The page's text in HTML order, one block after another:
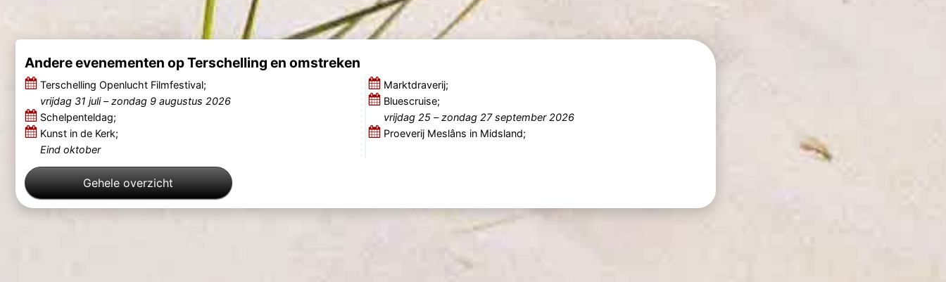
Andere evenementen op Terschelling en omstreken
Terschelling Openlucht Filmfestival;
vrijdag 31 juli–
zondag 9 augustus 2026
Schelpenteldag;
Kunst in de Kerk;
Eind oktober
Marktdraverij;
Bluescruise;
vrijdag 25–zondag 27 september 2026
Proeverij Meslâns in Midsland;
Gehele overzicht